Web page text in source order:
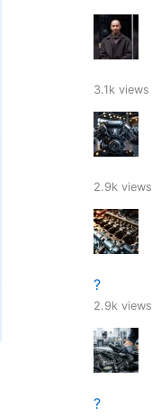
3.1k views
2.9k views
?
2.9k views
?